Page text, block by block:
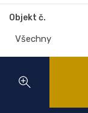
Objekt č.